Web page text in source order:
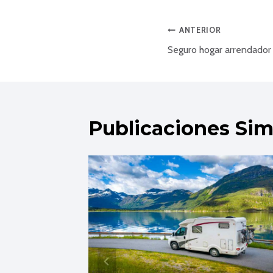
de
ANTERIOR
Seguro hogar arrendador
Publicaciones